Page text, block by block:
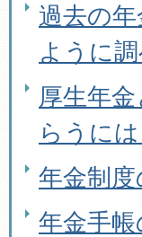
過去の
ように
厚生年
らうに
年金制
年金手